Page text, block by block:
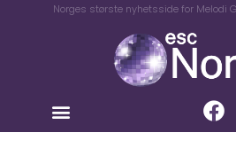
Norges største nyhetsside for Melodi